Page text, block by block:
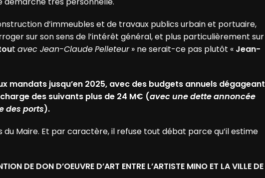
d’immeubles et de travaux publics urbain et portuaire,
sur son sens de l’intérêt général, et plus particulièrement sur
t avec Jean-ClaudePelleteur» ne serait-ce pas plutôt « Jean-
mandats jusqu’en 2025, avec des budgets annuels dégageant
des suivants plus de 24 M€ (avec une dette annoncée
des ports).
Maire. Et par caractère, il refuse tout débat parce qu’il estime
DE DON D’OEUVRE D’ART ENTRE L’ARTISTE MINO ET LA VILLE DE